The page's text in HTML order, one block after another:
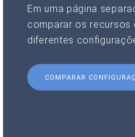
Em uma página
comparar os recursos
diferentes
COMPARAR